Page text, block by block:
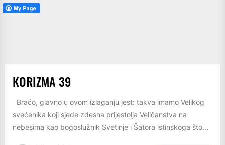
KORIZMA 39
Braćo, glavno u ovom izlaganju jest: takva imamo Velikog
svećenika koji sjede zdesna prijestolja Veličanstva na
nebesima kao bogoslužnik Svetinje i Šatora istinskoga što...